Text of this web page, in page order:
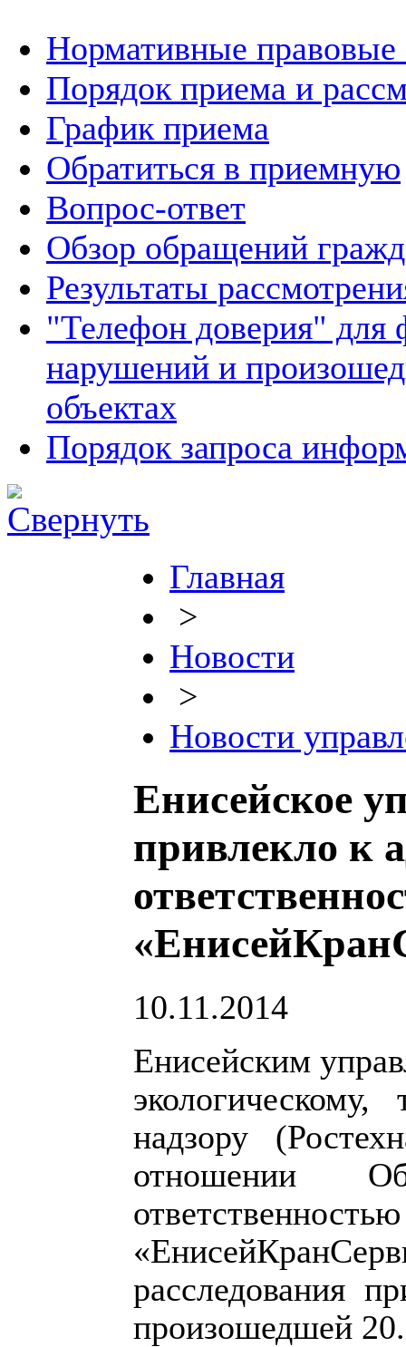
Нормативные правовые
Порядок приема и
График приема
Обратиться в приемную
Вопрос-ответ
Обзор обращений
Результаты
"Телефон доверия" для
нарушений и
объектах
Порядок запроса
Главная
>
Новости
>
Новости
Енисейское
привлекло к
10.11.2014
Енисейским
надзору
отношении
расследования
произошедшей